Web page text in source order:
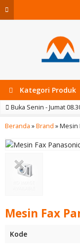
Kategori Produk
Buka Senin - Jumat
Beranda »Brand »Mesin
Mesin Fax
Kode